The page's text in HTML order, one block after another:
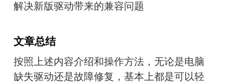
解决新版驱动带来的兼容问题
文章总结
按照上述内容介绍和操作方法，无论是电脑
缺失驱动还是故障修复，基本上都是可以轻